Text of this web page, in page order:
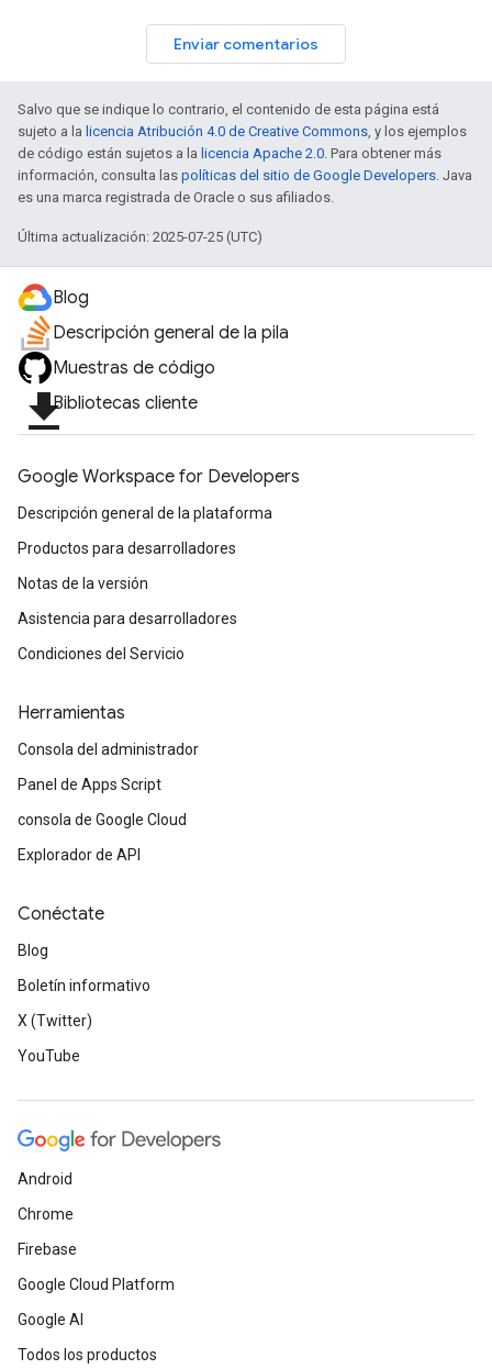
Enviar comentarios
Salvo que se indique lo contrario, el contenido de esta página está
sujeto a la licencia Atribución 4.0 de Creative Commons, y los ejemplos
de código están sujetos a la licencia Apache 2.0. Para obtener más
información, consulta las políticas del sitio de Google Developers. Java
es una marca registrada de Oracle o sus afiliados.
Última actualización: 2025-07-25 (UTC)
Blog
Descripción general de la pila
Muestras de código
file_downloadBibliotecas cliente
Google Workspace for Developers
Descripción general de la plataforma
Productos para desarrolladores
Notas de la versión
Asistencia para desarrolladores
Condiciones del Servicio
Herramientas
Consola del administrador
Panel de Apps Script
consola de Google Cloud
Explorador de API
Conéctate
Blog
Boletín informativo
X (Twitter)
YouTube
Android
Chrome
Firebase
Google Cloud Platform
Google AI
Todos los productos